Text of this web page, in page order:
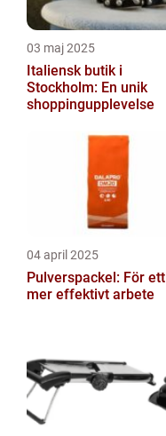
03 maj 2025
Italiensk butik i
Stockholm: En unik
shoppingupplevelse
04 april 2025
Pulverspackel: För ett
mer effektivt arbete